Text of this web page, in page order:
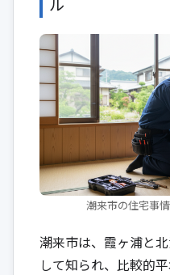
潮来市の住宅事
潮来市は、霞ヶ浦と
して知られ、比較的